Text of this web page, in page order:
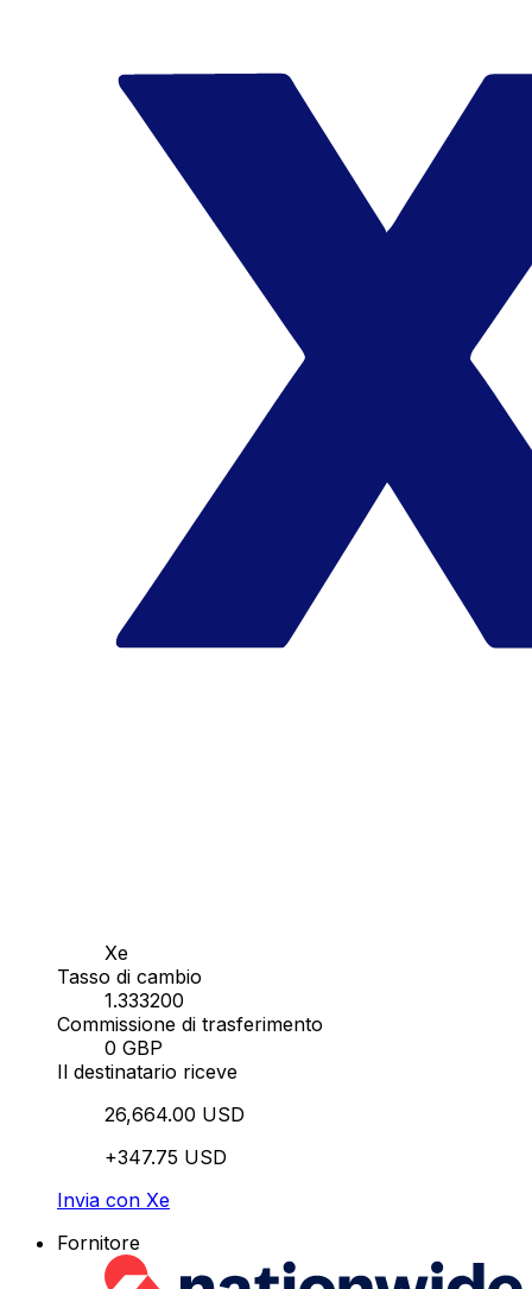
Xe
Tasso di cambio
1.333200
Commissione di trasferimento
0 GBP
Il destinatario riceve
26,664.00 USD
+347.75 USD
Invia con Xe
Fornitore